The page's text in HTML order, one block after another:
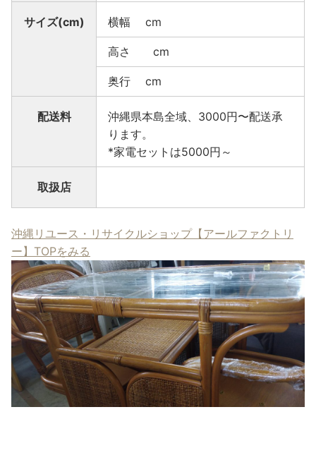
サイズ(cm) 横幅 cm
高さ cm
奥行 cm
配送料
沖縄県本島全域、3000円〜配送承
ります。
*家電セットは5000円～
取扱店
沖縄リユース・リサイクルショップ【アールファクトリ
ー】TOPをみる